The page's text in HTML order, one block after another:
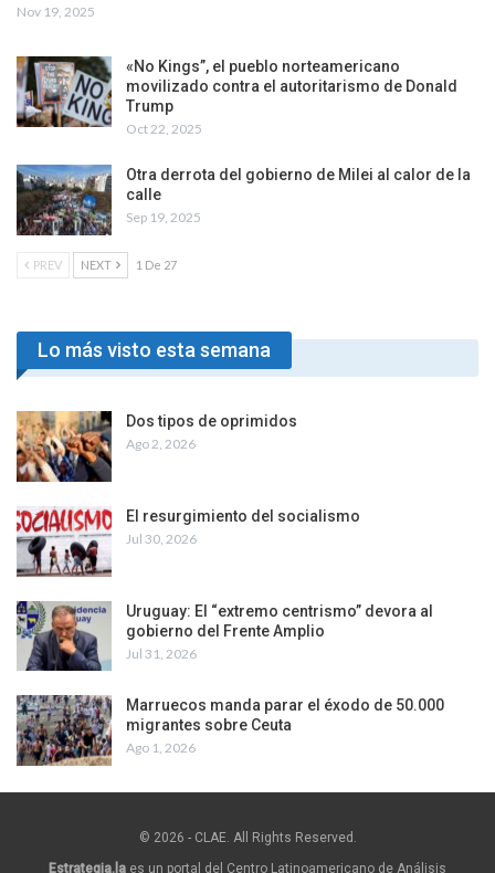
Nov 19, 2025
«No Kings”, el pueblo norteamericano
movilizado contra el autoritarismo de Donald
Trump
Oct 22, 2025
Otra derrota del gobierno de Milei al calor de la
calle
Sep 19, 2025
PREV NEXT 1 De 27
Lo más visto esta semana
Dos tipos de oprimidos
Ago 2, 2026
El resurgimiento del socialismo
Jul 30, 2026
Uruguay: El “extremo centrismo” devora al
gobierno del Frente Amplio
Jul 31, 2026
Marruecos manda parar el éxodo de 50.000
migrantes sobre Ceuta
Ago 1, 2026
© 2026 - CLAE. All Rights Reserved.
Estrategia.la es un portal del Centro Latinoamericano de Análisis